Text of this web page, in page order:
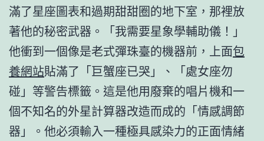
滿了星座圖表和過期甜甜圈的地下室，那裡放
著他的秘密武器。「我需要星象學輔助儀！」
他衝到一個像是老式彈珠臺的機器前，上面包
養網站貼滿了「巨蟹座已哭」、「處女座勿
碰」等警告標籤。這是他用廢棄的唱片機和一
個不知名的外星計算器改造而成的「情感調節
器」。他必須輸入一種極具感染力的正面情緒